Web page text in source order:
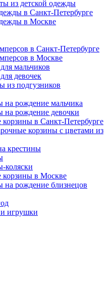
из детской одежды
в Санкт-Петербурге
в Москве
в Санкт-Петербурге
в Москве
мальчиков
девочек
из подгузников
на рождение мальчика
на рождение девочки
в Санкт-Петербурге
корзины с цветами из
крестины
коляски
корзины в Москве
на рождение близнецов
игрушки